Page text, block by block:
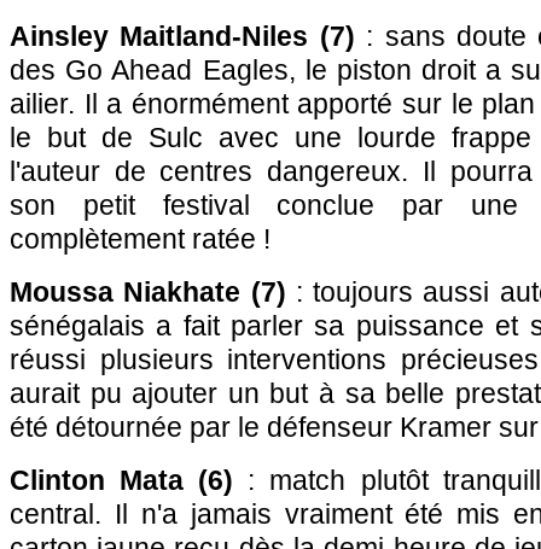
Ainsley Maitland-Niles (7) : sans doute
des Go Ahead Eagles, le piston droit a
ailier. Il a énormément apporté sur le
le but de Sulc avec une lourde
l'auteur de centres dangereux. Il
son petit festival conclue par une
complètement ratée !
Moussa Niakhate (7) : toujours aussi
sénégalais a fait parler sa puissance et
réussi plusieurs interventions
aurait pu ajouter un but à sa belle
été détournée par le défenseur Kramer
Clinton Mata (6) : match plutôt
central. Il n'a jamais vraiment été mis